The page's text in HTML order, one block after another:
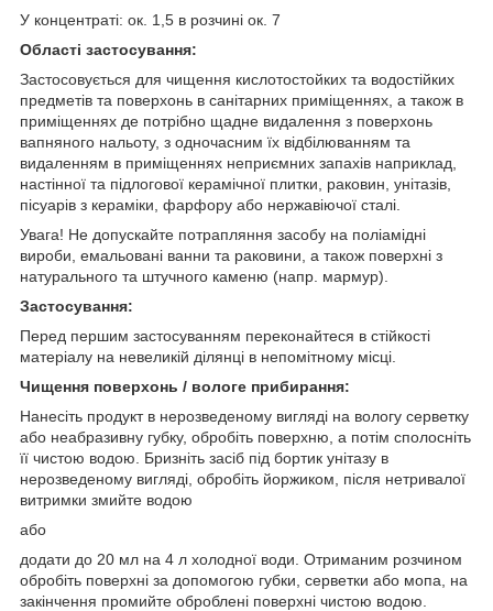
У концентраті: ок. 1,5 в розчині ок. 7
Області застосування:
Застосовується для чищення кислотостойких та водостійких
предметів та поверхонь в санітарних приміщеннях, а також в
приміщеннях де потрібно щадне видалення з поверхонь
вапняного нальоту, з одночасним їх відбілюванням та
видаленням в приміщеннях неприємних запахів наприклад,
настінної та підлогової керамічної плитки, раковин, унітазів,
пісуарів з кераміки, фарфору або нержавіючої сталі.
Увага! Не допускайте потрапляння засобу на поліамідні
вироби, емальовані ванни та раковини, а також поверхні з
натурального та штучного каменю (напр. мармур).
Застосування:
Перед першим застосуванням переконайтеся в стійкості
матеріалу на невеликій ділянці в непомітному місці.
Чищення поверхонь / вологе прибирання:
Нанесіть продукт в нерозведеному вигляді на вологу серветку
або неабразивну губку, обробіть поверхню, а потім сполосніть
її чистою водою. Бризніть засіб під бортик унітазу в
нерозведеному вигляді, обробіть йоржиком, після нетривалої
витримки змийте водою
або
додати до 20 мл на 4 л холодної води. Отриманим розчином
обробіть поверхні за допомогою губки, серветки або мопа, на
закінчення промийте оброблені поверхні чистою водою.